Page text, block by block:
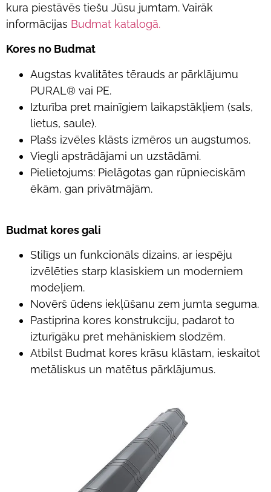
kura piestāvēs tiešu Jūsu jumtam. Vairāk
informācijas Budmat katalogā.
Kores no Budmat
Augstas kvalitātes tērauds ar pārklājumu
PURAL® vai PE.
Izturība pret mainīgiem laikapstākļiem (sals,
lietus, saule).
Plašs izvēles klāsts izmēros un augstumos.
Viegli apstrādājami un uzstādāmi.
Pielietojums: Pielāgotas gan rūpnieciskām
ēkām, gan privātmājām.
Budmat kores gali
Stilīgs un funkcionāls dizains, ar iespēju
izvēlēties starp klasiskiem un moderniem
modeļiem.
Novērš ūdens iekļūšanu zem jumta seguma.
Pastiprina kores konstrukciju, padarot to
izturīgāku pret mehāniskiem slodzēm.
Atbilst Budmat kores krāsu klāstam, ieskaitot
metāliskus un matētus pārklājumus.